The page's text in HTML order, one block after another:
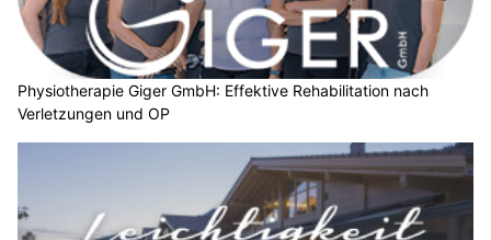
Physiotherapie Giger GmbH: Effektive Rehabilitation nach
Verletzungen und OP